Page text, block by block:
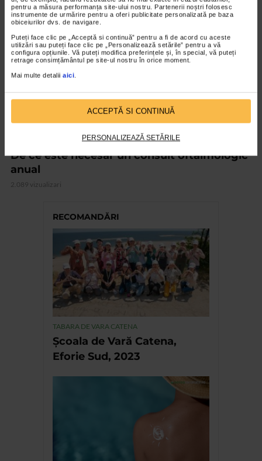
pentru a măsura performanța site-ului nostru. Partenerii noștri folosesc
instrumente de urmărire pentru a oferi publicitate personalizată pe baza
obiceiurilor dvs. de navigare.
Puteți face clic pe „Acceptă si continuă” pentru a fi de acord cu aceste
utilizări sau puteți face clic pe „Personalizează setările” pentru a vă
configura opțiunile. Vă puteți modifica preferințele și, în special, vă puteți
retrage consimțământul pe site-ul nostru în orice moment.
Mai multe detalii aici
ACCEPTĂ SI CONTINUĂ
PERSONALIZEAZĂ SETĂRILE
VIDEO
De ce este necesar un consult oftalmologic
anual
2.089 vizualizari
RECOMANDĂRI
TABARA DE VARA CATENA
Școala de Vară Catena,
Eforie Sud, 2023